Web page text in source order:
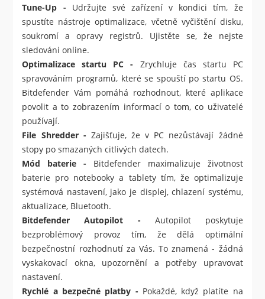
Tune-Up - Udržujte své zařízení v kondici tím, že
spustíte nástroje optimalizace, včetně vyčištění disku,
soukromí a opravy registrů. Ujistěte se, že nejste
sledováni online.
Optimalizace startu PC - Zrychluje čas startu PC
spravováním programů, které se spouští po startu OS.
Bitdefender Vám pomáhá rozhodnout, které aplikace
povolit a to zobrazením informací o tom, co uživatelé
používají.
File Shredder - Zajišťuje, že v PC nezůstávají žádné
stopy po smazaných citlivých datech.
Mód baterie - Bitdefender maximalizuje životnost
baterie pro notebooky a tablety tím, že optimalizuje
systémová nastavení, jako je displej, chlazení systému,
aktualizace, Bluetooth.
Bitdefender Autopilot - Autopilot poskytuje
bezproblémový provoz tím, že dělá optimální
bezpečnostní rozhodnutí za Vás. To znamená - žádná
vyskakovací okna, upozornění a potřeby upravovat
nastavení.
Rychlé a bezpečné platby - Pokaždé, když platíte na